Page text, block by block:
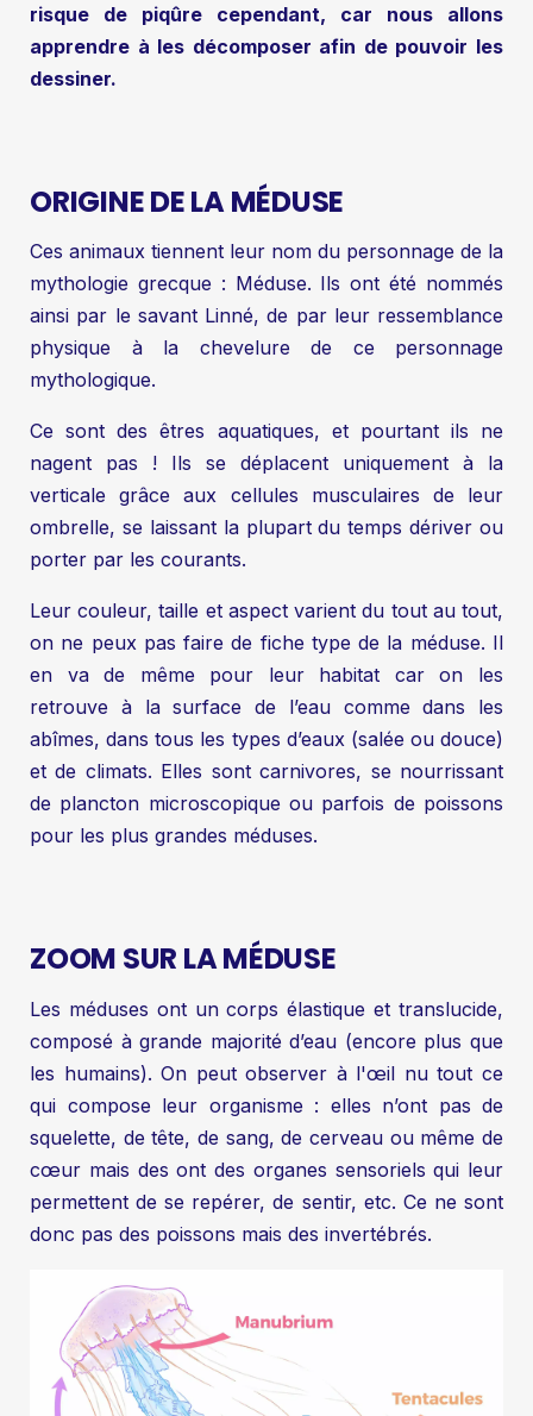
risque de piqûre cependant, car nous allons
apprendre à les décomposer afin de pouvoir les
dessiner.
ORIGINE DE LA MÉDUSE
Ces animaux tiennent leur nom du personnage de la
mythologie grecque : Méduse. Ils ont été nommés
ainsi par le savant Linné, de par leur ressemblance
physique à la chevelure de ce personnage
mythologique.
Ce sont des êtres aquatiques, et pourtant ils ne
nagent pas ! Ils se déplacent uniquement à la
verticale grâce aux cellules musculaires de leur
ombrelle, se laissant la plupart du temps dériver ou
porter par les courants.
Leur couleur, taille et aspect varient du tout au tout,
on ne peux pas faire de fiche type de la méduse. Il
en va de même pour leur habitat car on les
retrouve à la surface de l’eau comme dans les
abîmes, dans tous les types d’eaux (salée ou douce)
et de climats. Elles sont carnivores, se nourrissant
de plancton microscopique ou parfois de poissons
pour les plus grandes méduses.
ZOOM SUR LA MÉDUSE
Les méduses ont un corps élastique et translucide,
composé à grande majorité d’eau (encore plus que
les humains). On peut observer à l'œil nu tout ce
qui compose leur organisme : elles n’ont pas de
squelette, de tête, de sang, de cerveau ou même de
cœur mais des ont des organes sensoriels qui leur
permettent de se repérer, de sentir, etc. Ce ne sont
donc pas des poissons mais des invertébrés.